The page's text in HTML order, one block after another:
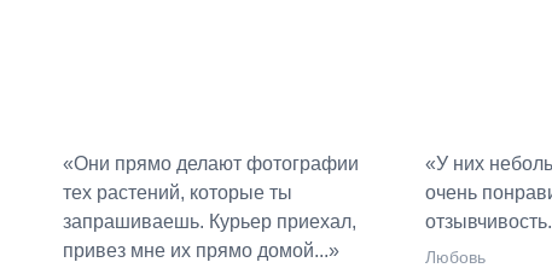
«Они прямо делают фотографии
тех растений, которые ты
запрашиваешь. Курьер приехал,
привез мне их прямо домой...»
«У них
очень
Любовь